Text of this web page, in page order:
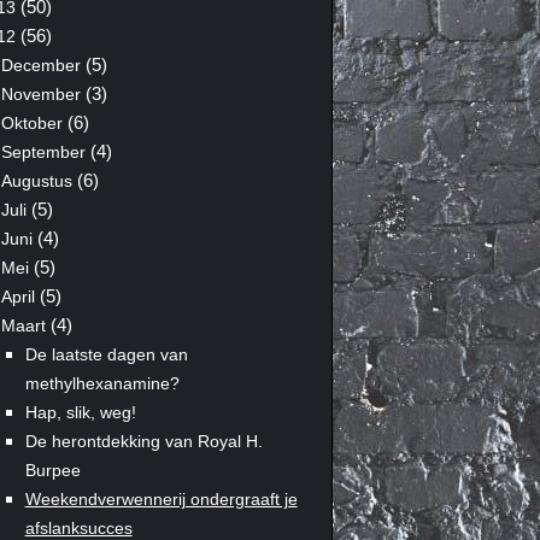
(50)
(56)
December(5)
November(3)
Oktober(6)
September(4)
Augustus(6)
Juli(5)
Juni(4)
Mei(5)
April(5)
Maart(4)
De laatste dagen van
methylhexanamine?
Hap, slik, weg!
De herontdekking van Royal H.
Burpee
Weekendverwennerij ondergraaft je
afslanksucces